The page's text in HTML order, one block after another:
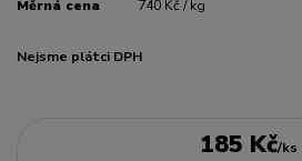
Měrná cena 740 Kč / kg
Nejsme plátci DPH
185 Kč/ks